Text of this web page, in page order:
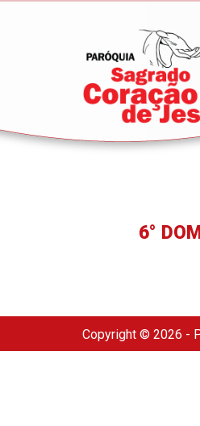
6°
Copyright © 2026 -